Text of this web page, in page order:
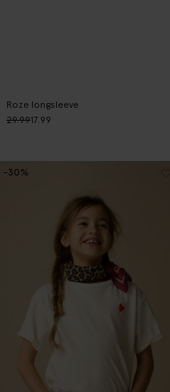
Roze longsleeve
29.9917.99
-30%